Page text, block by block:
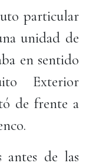
particular
unidad de
en sentido
Exterior
de frente a
antes de las